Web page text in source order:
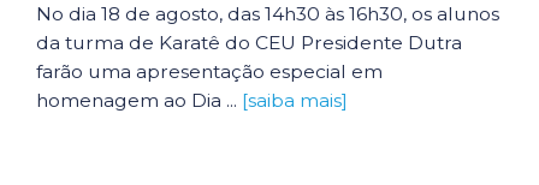
No dia 18 de agosto, das 14h30 às 16h30, os alunos
da turma de Karatê do CEU Presidente Dutra
farão uma apresentação especial em
homenagem ao Dia ... [saiba mais]